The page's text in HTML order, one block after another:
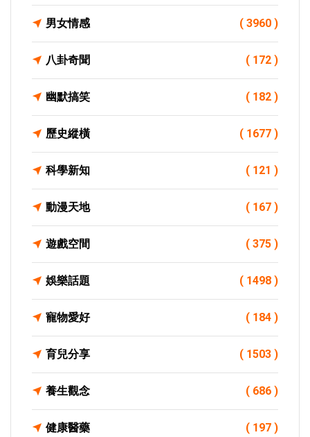
男女情感 ( 3960 )
八卦奇聞 ( 172 )
幽默搞笑 ( 182 )
歷史縱橫 ( 1677 )
科學新知 ( 121 )
動漫天地 ( 167 )
遊戲空間 ( 375 )
娛樂話題 ( 1498 )
寵物愛好 ( 184 )
育兒分享 ( 1503 )
養生觀念 ( 686 )
健康醫藥 ( 197 )